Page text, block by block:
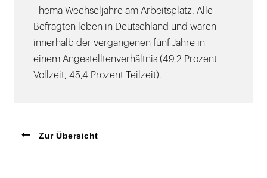
Thema Wechseljahre am Arbeitsplatz. Alle
Befragten leben in Deutschland und waren
innerhalb der vergangenen fünf Jahre in
einem Angestelltenverhältnis (49,2 Prozent
Vollzeit, 45,4 Prozent Teilzeit).
Zur Übersicht